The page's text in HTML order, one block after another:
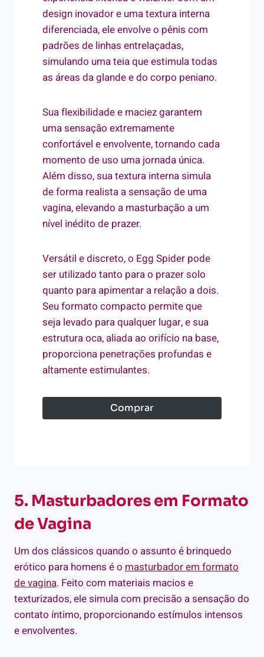
design inovador e uma textura interna
diferenciada, ele envolve o pênis com
padrões de linhas entrelaçadas,
simulando uma teia que estimula todas
as áreas da glande e do corpo peniano.
Sua flexibilidade e maciez garantem
uma sensação extremamente
confortável e envolvente, tornando cada
momento de uso uma jornada única.
Além disso, sua textura interna simula
de forma realista a sensação de uma
vagina, elevando a masturbação a um
nível inédito de prazer.
Versátil e discreto, o Egg Spider pode
ser utilizado tanto para o prazer solo
quanto para apimentar a relação a dois.
Seu formato compacto permite que
seja levado para qualquer lugar, e sua
estrutura oca, aliada ao orifício na base,
proporciona penetrações profundas e
altamente estimulantes.
Comprar
5. Masturbadores em Formato
de Vagina
Um dos clássicos quando o assunto é brinquedo
erótico para homens é o masturbador em formato
de vagina. Feito com materiais macios e
texturizados, ele simula com precisão a sensação do
contato íntimo, proporcionando estímulos intensos
e envolventes.